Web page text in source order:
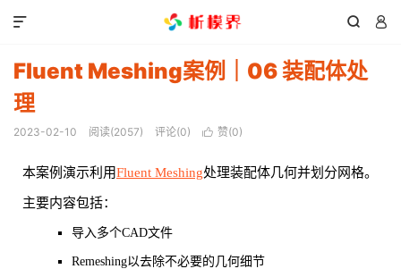
 

Fluent Meshing案例｜06 装配体处
理
2023-02-10 阅读(2057) 评论(0)  赞(0)
本案例演示利用Fluent Meshing处理装配体几何并划分网格。
主要内容包括：
导入多个CAD文件
Remeshing以去除不必要的几何细节